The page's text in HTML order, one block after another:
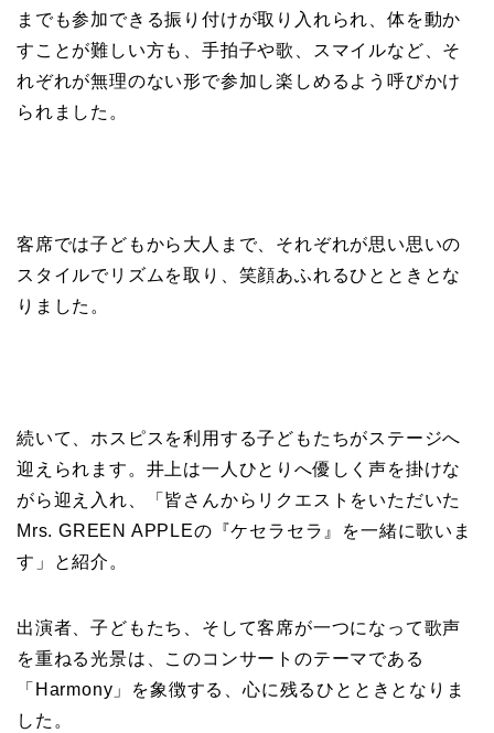
までも参加できる振り付けが取り入れられ、体を動か
すことが難しい方も、手拍子や歌、スマイルなど、そ
れぞれが無理のない形で参加し楽しめるよう呼びかけ
られました。
客席では子どもから大人まで、それぞれが思い思いの
スタイルでリズムを取り、笑顔あふれるひとときとな
りました。
続いて、ホスピスを利用する子どもたちがステージへ
迎えられます。井上は一人ひとりへ優しく声を掛けな
がら迎え入れ、「皆さんからリクエストをいただいた
Mrs. GREEN APPLEの『ケセラセラ』を一緒に歌いま
す」と紹介。
出演者、子どもたち、そして客席が一つになって歌声
を重ねる光景は、このコンサートのテーマである
「Harmony」を象徴する、心に残るひとときとなりま
した。